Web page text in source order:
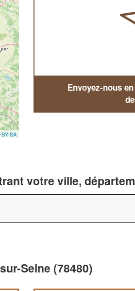
SA
Envoyez-nous
votre ville,
Seine (78480)